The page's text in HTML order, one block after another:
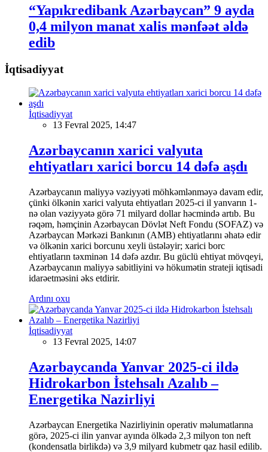
“Yapıkredibank Azərbaycan” 9 ayda
0,4 milyon manat xalis mənfəət əldə
edib
İqtisadiyyat
İqtisadiyyat
13 Fevral 2025, 14:47
Azərbaycanın xarici valyuta
ehtiyatları xarici borcu 14 dəfə aşdı
Azərbaycanın maliyyə vəziyyəti möhkəmlənməyə davam edir,
çünki ölkənin xarici valyuta ehtiyatları 2025-ci il yanvarın 1-
nə olan vəziyyətə görə 71 milyard dollar həcmində artıb. Bu
rəqəm, həmçinin Azərbaycan Dövlət Neft Fondu (SOFAZ) və
Azərbaycan Mərkəzi Bankının (AMB) ehtiyatlarını əhatə edir
və ölkənin xarici borcunu xeyli üstələyir; xarici borc
ehtiyatların təxminən 14 dəfə azdır. Bu güclü ehtiyat mövqeyi,
Azərbaycanın maliyyə sabitliyini və hökumətin strateji iqtisadi
idarəetməsini əks etdirir.
Ardını oxu
İqtisadiyyat
13 Fevral 2025, 14:07
Azərbaycanda Yanvar 2025-ci ildə
Hidrokarbon İstehsalı Azalıb –
Energetika Nazirliyi
Azərbaycan Energetika Nazirliyinin operativ məlumatlarına
görə, 2025-ci ilin yanvar ayında ölkədə 2,3 milyon ton neft
(kondensatla birlikdə) və 3,9 milyard kubmetr qaz hasil edilib.